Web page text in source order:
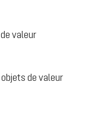
valeur
de valeur